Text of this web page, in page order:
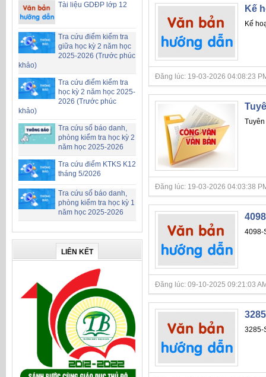
Tài liệu GDĐP lớp 12
Tra cứu điểm kiểm tra
giữa học kỳ 2 năm học
2025-2026 (Trước phúc
khảo)
Tra cứu điểm kiểm tra
học kỳ 2 năm học 2025-
2026 (Trước phúc
khảo)
Tra cứu số báo danh,
phòng kiểm tra học kỳ 2
năm học 2025-2026
Tra cứu điểm KTKS K12
tháng 5/2026
Tra cứu số báo danh,
phòng kiểm tra học kỳ 1
năm học 2025-2026
LIÊN KẾT
Kế
Kế
Đăng lúc: 19-03-2026 04:08:23
Đăng lúc: 19-03-2026 04:03:38
4098-
Đăng lúc: 09-10-2025 09:21:03
3285-